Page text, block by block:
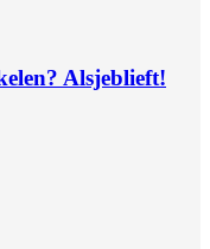
Alsjeblieft!